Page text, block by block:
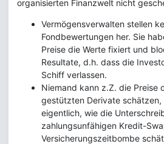
organisierten Finanzwelt nicht
Vermögensverwalten stellen
Fondbewertungen her. Sie
Preise die Werte fixiert und
Resultate, d.h. dass die
Schiff verlassen.
Niemand kann z.Z. die Preise
gestützten Derivate schätzen,
eigentlich, wie die
zahlungsunfähigen Kredit-
Versicherungszeitbombe